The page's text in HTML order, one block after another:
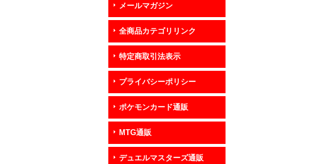
メールマガジン
全商品カテゴリリンク
特定商取引法表示
プライバシーポリシー
ポケモンカード通販
MTG通販
デュエルマスターズ通販